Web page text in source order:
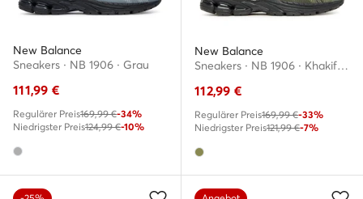
New Balance
Sneakers · NB 1906 · Grau
111,99 €
Regulärer Preis169,99 €-34%
Niedrigster Preis124,99 €-10%
New Balance
Sneakers · NB 1906 · Khakifarben
112,99 €
Regulärer Preis169,99 €-33%
Niedrigster Preis121,99 €-7%